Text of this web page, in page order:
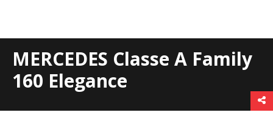
MERCEDES Classe A Family
160 Elegance